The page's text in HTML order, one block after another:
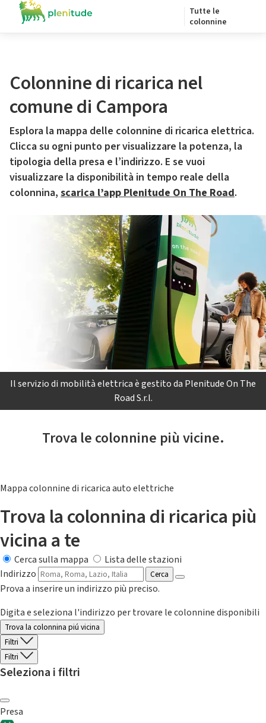
Tutte le
colonnine
Colonnine di ricarica nel
comune di Campora
Esplora la mappa delle colonnine di ricarica elettrica.
Clicca su ogni punto per visualizzare la potenza, la
tipologia della presa e l’indirizzo. E se vuoi
visualizzare la disponibilità in tempo reale della
colonnina, scarica l’app Plenitude On The Road.
Il servizio di mobilità elettrica è gestito da Plenitude On The
Road S.r.l.
Trova le colonnine più vicine.
Mappa colonnine di ricarica auto elettriche
Trova la colonnina di ricarica più
vicina a te
Cerca sulla mappa
Lista delle stazioni
Indirizzo
Cerca
Prova a inserire un indirizzo più preciso.
Digita e seleziona l'indirizzo per trovare le colonnine disponibili
Trova la colonnina piú vicina
Filtri
Filtri
Seleziona i filtri
Presa